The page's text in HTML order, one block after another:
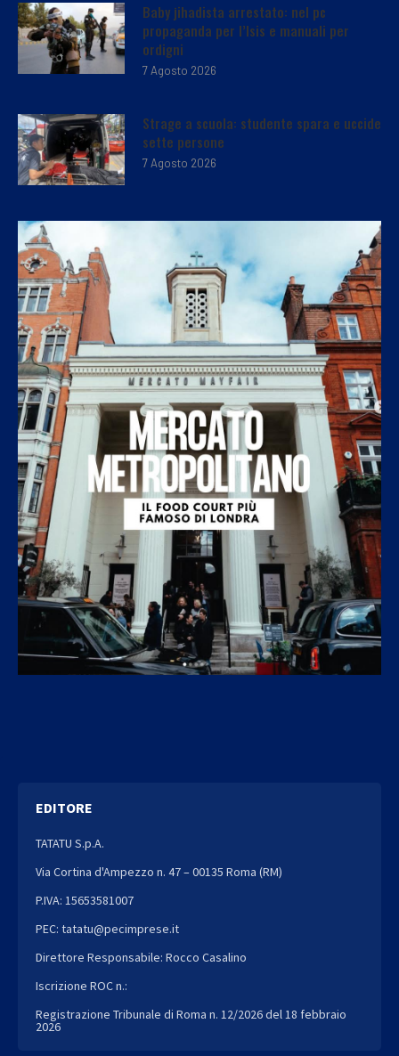
Baby jihadista arrestato: nel pc
propaganda per l’Isis e manuali per
ordigni
7 Agosto 2026
Strage a scuola: studente spara e uccide
sette persone
7 Agosto 2026
EDITORE
TATATU S.p.A.
Via Cortina d'Ampezzo n. 47 – 00135 Roma (RM)
P.IVA: 15653581007
PEC: tatatu@pecimprese.it
Direttore Responsabile: Rocco Casalino
Iscrizione ROC n.:
Registrazione Tribunale di Roma n. 12/2026 del 18 febbraio
2026